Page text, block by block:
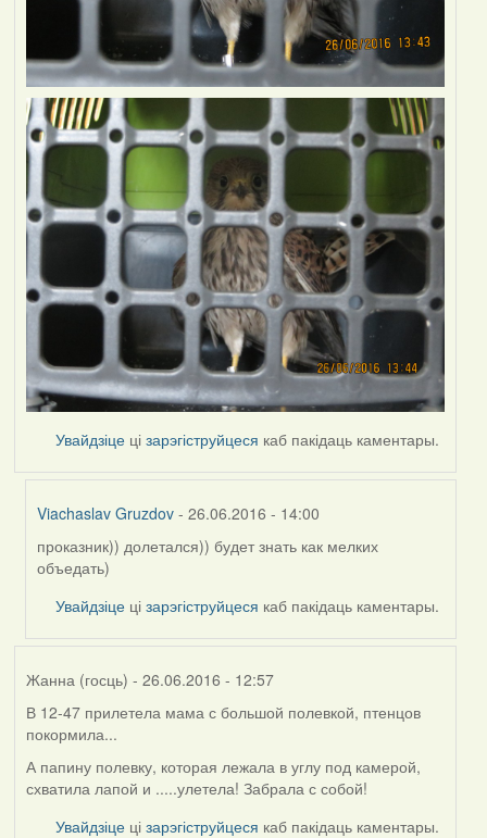
Увайдзіце цізарэгіструйцеся каб пакідаць каментары.
Viachaslav Gruzdov - 26.06.2016 - 14:00
In
reply
Feather
проказник)) долетался)) будет знать как мелких
объедать)
Увайдзіце цізарэгіструйцеся каб пакідаць каментары.
Жанна (госць) - 26.06.2016 - 12:57
В 12-47 прилетела мама с большой полевкой, птенцов
покормила...
А папину полевку, которая лежала в углу под камерой,
схватила лапой и .....улетела! Забрала с собой!
Увайдзіце цізарэгіструйцеся каб пакідаць каментары.